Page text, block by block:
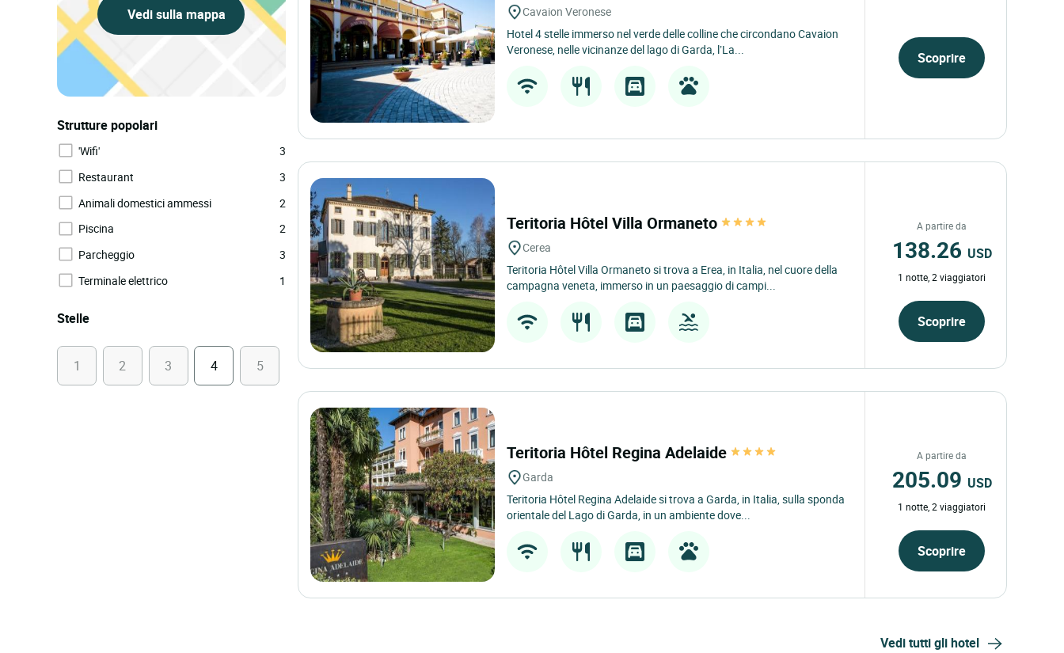
Vedi sulla mappa
Strutture popolari
'Wifi'
3
Restaurant
3
Animali domestici ammessi
2
Piscina
2
Parcheggio
3
Terminale elettrico
1
Stelle
1 2 3 4 5
Cavaion Veronese
Hotel 4 stelle immerso nel verde delle colline che circondano Cavaion
Veronese, nelle vicinanze del lago di Garda, l’La...
Scoprire
Teritoria Hôtel Villa Ormaneto
Cerea
Teritoria Hôtel Villa Ormaneto si trova a Erea, in Italia, nel cuore della
campagna veneta, immerso in un paesaggio di campi...
A partire da
138.26 USD
1 notte, 2 viaggiatori
Scoprire
Teritoria Hôtel Regina Adelaide
Garda
Teritoria Hôtel Regina Adelaide si trova a Garda, in Italia, sulla sponda
orientale del Lago di Garda, in un ambiente dove...
A partire da
205.09 USD
1 notte, 2 viaggiatori
Scoprire
Vedi tutti gli hotel